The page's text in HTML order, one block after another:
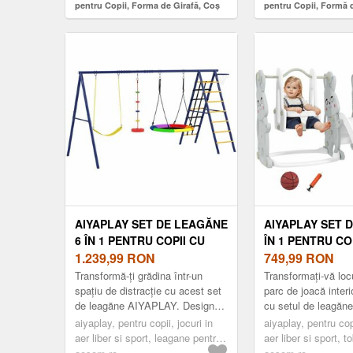
pentru Copii, Forma de Girafă, Coș
de Baschet, Minge, Albastru |
Aosom Romania
pentru Copii, Formă
de Baschet, Minge,
Romania
AIYAPLAY SET DE LEAGĂNE
6 ÎN 1 PENTRU COPII CU
CUIB SCARĂ PLASĂ
PENTRU CĂȚĂRAT COȘ
350X183X200 CM
MULTICOLOR | AOSOM
ROMANIA
1.239,99 RON
Transformă-ți grădina într-un
spațiu de distracție cu acest set
de leagăne AIYAPLAY. Designul
său șase în unu include leagăn
simplu, leagăn tip cui...
aiyaplay, pentru copii, jocuri in
aer liber si sport, leagane pentru
AIYAPLAY SET
ÎN 1 PENTRU
TOBOGAN,
STRUCTURĂ DE
ESCALADĂ,
BASCHET,
DESIGN CU
AOSOM
749,99 RON
Transformați-vă
parc de joacă
cu setul de
AIYAPLAY pentru
Acest set format
aiyaplay, pentru
aer liber si sport,